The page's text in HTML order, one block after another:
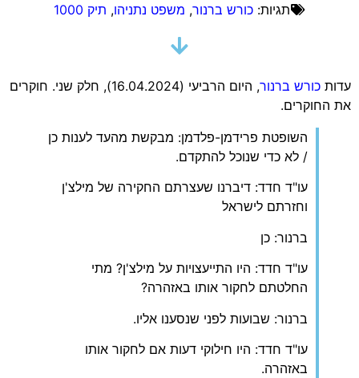
תגיות: כורש ברנור, משפט נתניהו, תיק 1000
עדות כורש ברנור
, היום הרביעי (16.04.2024), חלק שני. חוקרים
את החוקרים.
השופטת פרידמן-פלדמן: מבקשת מהעד לענות כן
/ לא כדי שנוכל להתקדם.
עו"ד חדד: דיברנו שעצרתם החקירה של מילצ'ן
וחזרתם לישראל
ברנור: כן
עו"ד חדד: היו התייעצויות על מילצ'ן? מתי
החלטתם לחקור אותו באזהרה?
ברנור: שבועות לפני שנסענו אליו.
עו"ד חדד: היו חילוקי דעות אם לחקור אותו
באזהרה.